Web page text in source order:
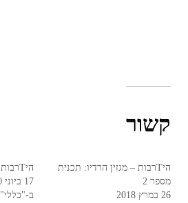
קשור
היTרבות – מגזין הרדיו: תכנית
מספר 2
26 במרץ 2018
היTרבות – תכנית מספר 31
17 ביוני 2020
ב-"כללי"